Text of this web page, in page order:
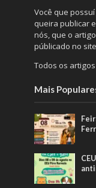
Você que
queira publicar
nós, que o
públicado no
Todos os
Mais